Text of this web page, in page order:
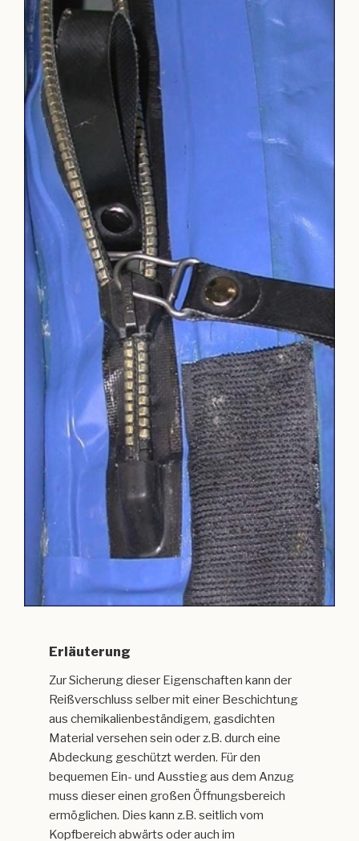
Erläuterung
Zur Sicherung dieser Eigenschaften kann der
Reißverschluss selber mit einer Beschichtung
aus chemikalienbeständigem, gasdichten
Material versehen sein oder z.B. durch eine
Abdeckung geschützt werden. Für den
bequemen Ein- und Ausstieg aus dem Anzug
muss dieser einen großen Öffnungsbereich
ermöglichen. Dies kann z.B. seitlich vom
Kopfbereich abwärts oder auch im